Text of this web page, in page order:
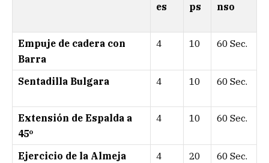
es
ps
nso
Empuje de cadera con
Barra
4 10 60 Sec.
Sentadilla Bulgara 4 10 60 Sec.
Extensión de Espalda a
45º
4 10 60 Sec.
Ejercicio de la Almeja 4 20
60 Sec.